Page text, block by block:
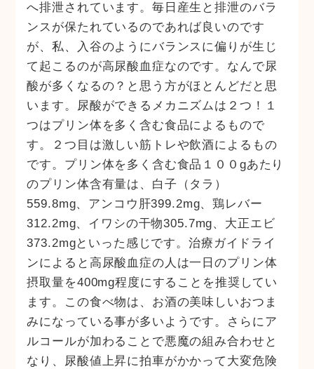
へ排泄されています。毎日産生と排泄のバラ
ンスが保たれているのであれば良いのです
が、私、入谷のようにバランスに偏りが生じ
て起こるのが高尿酸血症なのです。なんで尿
酸が多くなるの？と思う方がほとんどだと思
います。尿酸ができるメカニズムは２つ！１
つはプリン体を多く含む食品によるもので
す。２つ目は激しい筋トレや飲酒によるもの
です。プリン体を多く含む食品１００gあたり
のプリン体含有量は、白子（タラ）
559.8mg、アンコウ肝399.2mg、鶏レバー
312.2mg、イワシの干物305.7mg、大正エビ
373.2mgといった感じです。治療ガイドライ
ンによると高尿酸血症の人は一日のプリン体
摂取量を400mg程度にすることを推奨してい
ます。この食べ物は、お酒の美味しいおつま
みになっている事が多いようです。さらにア
ルコールが加わることで悪魔の組み合わせと
なり、尿酸値上昇に拍車がかかって大変危険